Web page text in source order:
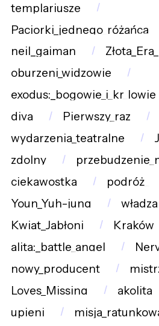
templariusze
Paciorki_jednego_różańca
neil_gaiman
oburzeni_widzowie
exodus:_bogowie_i_kr_lowie
diva
Pierwszy_raz
wydarzenia_teatralne
zdolny
ciekawostka
podróż_
Youn_Yuh-jung
władza
Kwiat_Jabłoni
Kraków
alita:_battle_angel
nowy_producent
Loves_Missing
akolita
upieni